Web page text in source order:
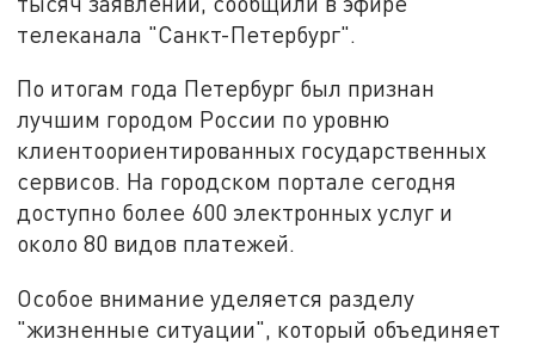
телеканала "Санкт-Петербург".
По итогам года Петербург был признан
лучшим городом России по уровню
клиентоориентированных государственных
сервисов. На городском портале сегодня
доступно более 600 электронных услуг и
около 80 видов платежей.
Особое внимание уделяется разделу
"жизненные ситуации", который объединяет